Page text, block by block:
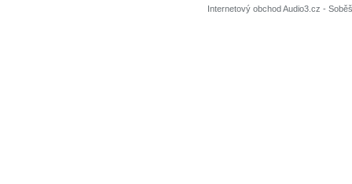
Internetový obchod Audio3.cz -